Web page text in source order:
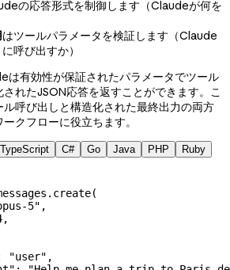
の応答形式を制御します（Claudeが何を
はツールパラメータを検証します（Claude
呼び出すか）
は有効性が保証されたパラメータでツール
れたJSON応答を返すことができます。こ
呼び出しと構造化された最終出力の両方
クフローに役立ちます。
TypeScript C# Go Java PHP Ruby
5" ,
,
"user" ,